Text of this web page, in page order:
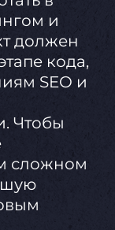
и
должен
кода,
SEO и
Чтобы
сложном